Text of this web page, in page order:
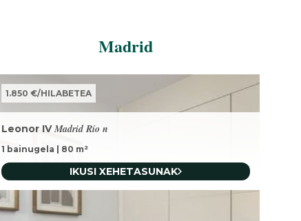
Madrid
1.850 €/HILABETEA
Leonor IV Madrid Río n
1 bainugela 80 m²
IKUSI XEHETASUNAK